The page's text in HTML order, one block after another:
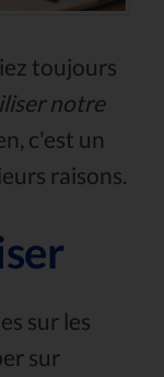
toujours
notre
c'est un
raisons.
sur les
sur